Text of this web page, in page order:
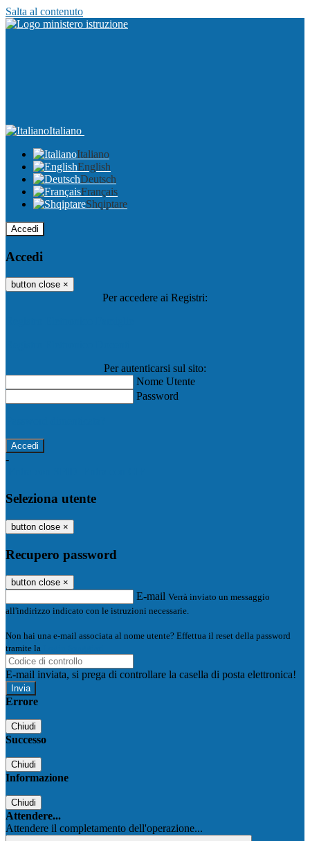
Salta al contenuto
Italiano
Italiano
English
Deutsch
Français
Shqiptare
Accedi
Accedi
button close ×
Per accedere ai Registri:
Per autenticarsi sul sito:
Nome Utente
Password
-
Seleziona utente
button close ×
Recupero password
button close ×
E-mail Verrà inviato un messaggio
all'indirizzo indicato con le istruzioni necessarie.
Non hai una e-mail associata al nome utente? Effettua il reset della password
tramite la
E-mail inviata, si prega di controllare la casella di posta elettronica!
Errore
Chiudi
Successo
Chiudi
Informazione
Chiudi
Attendere...
Attendere il completamento dell'operazione...